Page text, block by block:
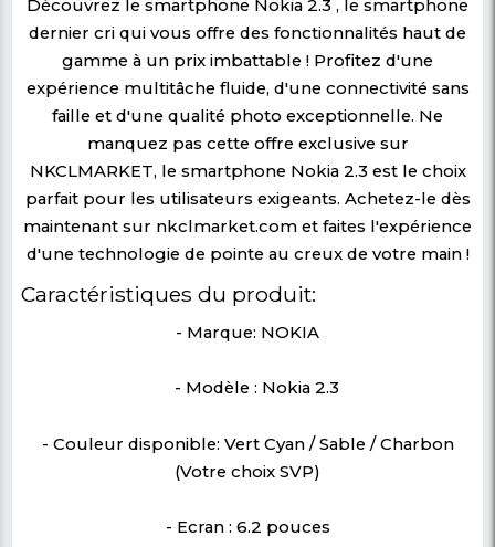
pour être affiché et de manière
claire. En parlant de sa batterie, le Nokia
grosse batterie de 4000 mAh pour vous
engagé tout au long. Chargez-le bien et
vous aventurer n'importe où avec
des photos est également très possible
smartphone avec sa caméra arrière 13MP
donne des photos lumineuses et une
de 5MP. La nuit n'est pas une barrière
meilleures images. Nokia 2.3 est